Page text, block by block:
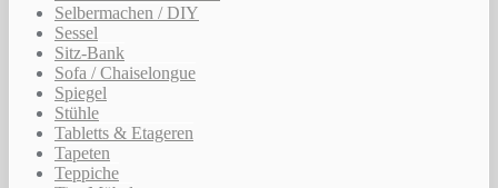
Selbermachen / DIY
Sessel
Sitz-Bank
Sofa / Chaiselongue
Spiegel
Stühle
Tabletts & Etageren
Tapeten
Teppiche